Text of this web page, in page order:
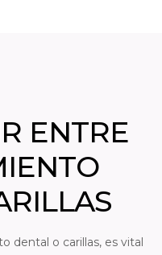
ENTRE
dental o carillas, es vital